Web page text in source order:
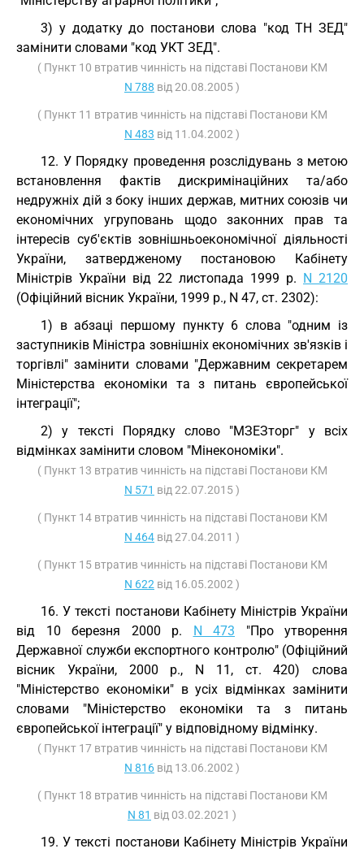
3) у додатку до постанови слова "код ТН ЗЕД"
замінити словами "код УКТ ЗЕД".
( Пункт 10 втратив чинність на підставі Постанови КМ
N 788 від 20.08.2005 )
( Пункт 11 втратив чинність на підставі Постанови КМ
N 483 від 11.04.2002 )
12. У Порядку проведення розслідувань з метою
встановлення фактів дискримінаційних та/або
недружніх дій з боку інших держав, митних союзів чи
економічних угруповань щодо законних прав та
інтересів суб'єктів зовнішньоекономічної діяльності
України, затвердженому постановою Кабінету
Міністрів України від 22 листопада 1999 р. N 2120
(Офіційний вісник України, 1999 р., N 47, ст. 2302):
1) в абзаці першому пункту 6 слова "одним із
заступників Міністра зовнішніх економічних зв'язків і
торгівлі" замінити словами "Державним секретарем
Міністерства економіки та з питань європейської
інтеграції";
2) у тексті Порядку слово "МЗЕЗторг" у всіх
відмінках замінити словом "Мінекономіки".
( Пункт 13 втратив чинність на підставі Постанови КМ
N 571 від 22.07.2015 )
( Пункт 14 втратив чинність на підставі Постанови КМ
N 464 від 27.04.2011 )
( Пункт 15 втратив чинність на підставі Постанови КМ
N 622 від 16.05.2002 )
16. У тексті постанови Кабінету Міністрів України
від 10 березня 2000 р. N 473 "Про утворення
Державної служби експортного контролю" (Офіційний
вісник України, 2000 р., N 11, ст. 420) слова
"Міністерство економіки" в усіх відмінках замінити
словами "Міністерство економіки та з питань
європейської інтеграції" у відповідному відмінку.
( Пункт 17 втратив чинність на підставі Постанови КМ
N 816 від 13.06.2002 )
( Пункт 18 втратив чинність на підставі Постанови КМ
N 81 від 03.02.2021 )
19. У тексті постанови Кабінету Міністрів України